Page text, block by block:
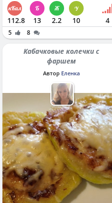
112.8 13 2.2 10 4
5 8
Кабачковые колечки с
фаршем
Автор Еленка